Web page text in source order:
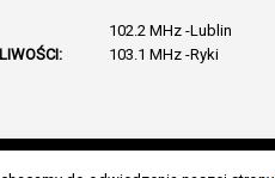
102.2 MHz -Lublin
103.1 MHz -Ryki
S.A. w likwidacji